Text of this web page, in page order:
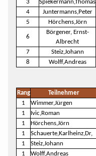
3
Spiekermann,Thomas
4
Juntermanns,Peter
5
Hörchens,Jörn
6
Börgener, Ernst-
Albrecht
7 Steiz,Johann
8
Wolff,Andreas
Rang Teilnehmer
1
Wimmer,Jürgen
1
Ivic,Roman
1
Hörchens,Jörn
1
Schauerte,Karlheinz,Dr,
1
Steiz,Johann
1
Wolff,Andreas